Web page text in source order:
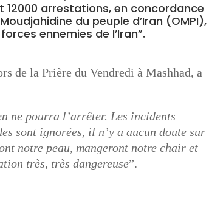
12000 arrestations, en concordance
du peuple d’Iran (OMPI),
ennemies de l’Iran”.
de la Prière du Vendredi à Mashhad, a
ne pourra l’arrêter. Les incidents
sont ignorées, il n’y a aucun doute sur
notre peau, mangeront notre chair et
très, très dangereuse”.